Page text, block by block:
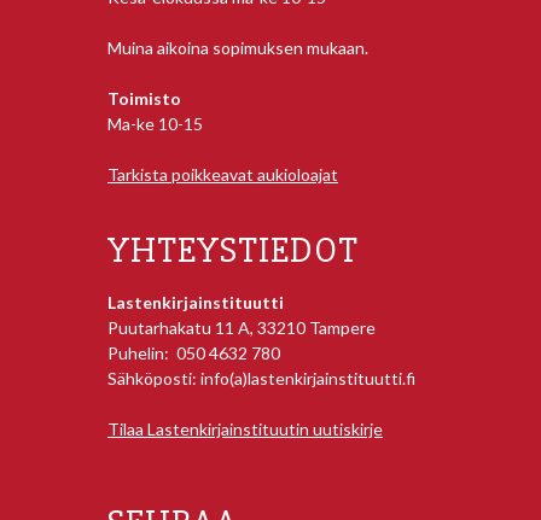
Muina aikoina sopimuksen mukaan.
Toimisto
Ma-ke 10-15
Tarkista poikkeavat aukioloajat
YHTEYSTIEDOT
Lastenkirjainstituutti
Puutarhakatu 11 A, 33210 Tampere
Puhelin: 050 4632 780
Sähköposti: info(a)lastenkirjainstituutti.fi
Tilaa Lastenkirjainstituutin uutiskirje